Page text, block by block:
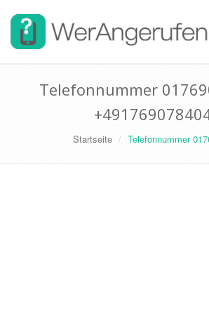
Telefonnummer
Startseite Telefonnummer